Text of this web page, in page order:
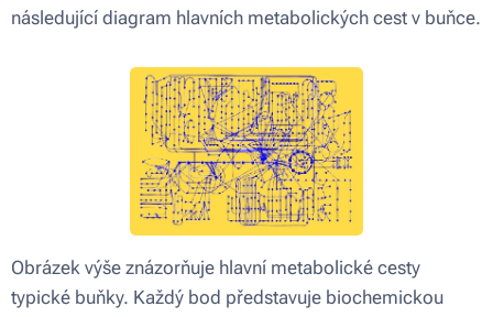
následující diagram hlavních metabolických cest v buňce.
Obrázek výše znázorňuje hlavní metabolické cesty
typické buňky. Každý bod představuje biochemickou